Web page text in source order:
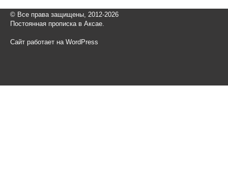
© Все права защищены, 2012-2026
Постоянная прописка в Аксае.
Сайт работает на WordPress